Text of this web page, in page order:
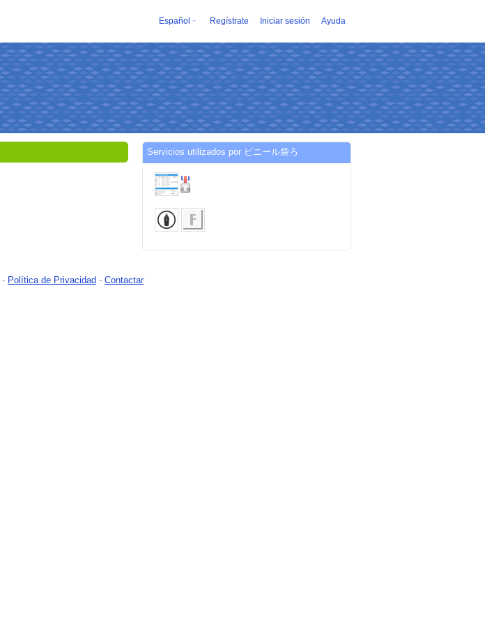
Español Regístrate Iniciar sesión Ayuda
Servicios utilizados por ビニール袋ろ
- Política de Privacidad - Contactar